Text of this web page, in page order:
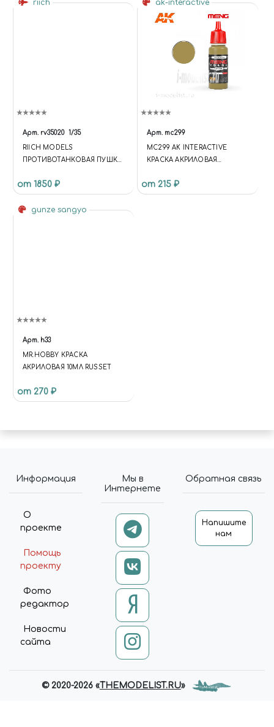
riich
Арт. rv35020 1/35
RIICH MODELS
ПРОТИВОТАНКОВАЯ ПУШКА
от 1850 ₽
ak-interactive
Арт. mc299
MC299 AK INTERACTIVE
КРАСКА АКРИЛОВАЯ
ИНТЕРЬЕРНЫЙ ЖЕЛТЫЙ
от 215 ₽
gunze sangyo
Арт. h33
MR.HOBBY КРАСКА
АКРИЛОВАЯ 10МЛ RUSSET
от 270 ₽
Информация
О
проекте
Помощь
проекту
Фото
редактор
Новости
сайта
Мы в
Интернете
Обратная связь
Напишите
нам
© 2020-2026 «THEMODELIST.RU»